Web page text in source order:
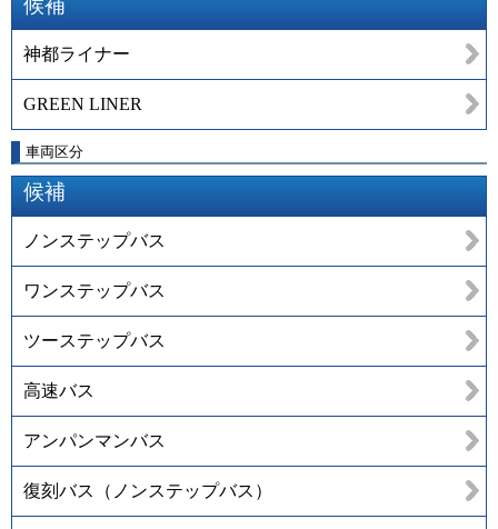
候補
神都ライナー
GREEN LINER
車両区分
候補
ノンステップバス
ワンステップバス
ツーステップバス
高速バス
アンパンマンバス
復刻バス（ノンステップバス）